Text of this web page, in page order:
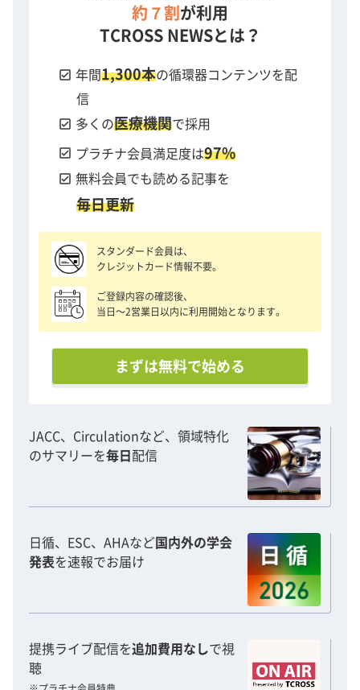
約７割 が利用
TCROSS NEWSとは？
check_box 年間1,300本の循環器コンテンツを配
信
check_box 多くの医療機関で採用
check_box プラチナ会員満足度は97%
check_box 無料会員でも読める記事を
毎日更新
スタンダード会員は、
クレジットカード情報不要。
ご登録内容の確認後、
当日〜2営業日以内に利用開始となります。
まずは無料で始める
JACC、Circulationなど、領域特化
のサマリーを毎日 配信
日循、ESC、AHAなど国内外の学会
発表を速報でお届け
提携ライブ配信を追加費用なしで視
聴